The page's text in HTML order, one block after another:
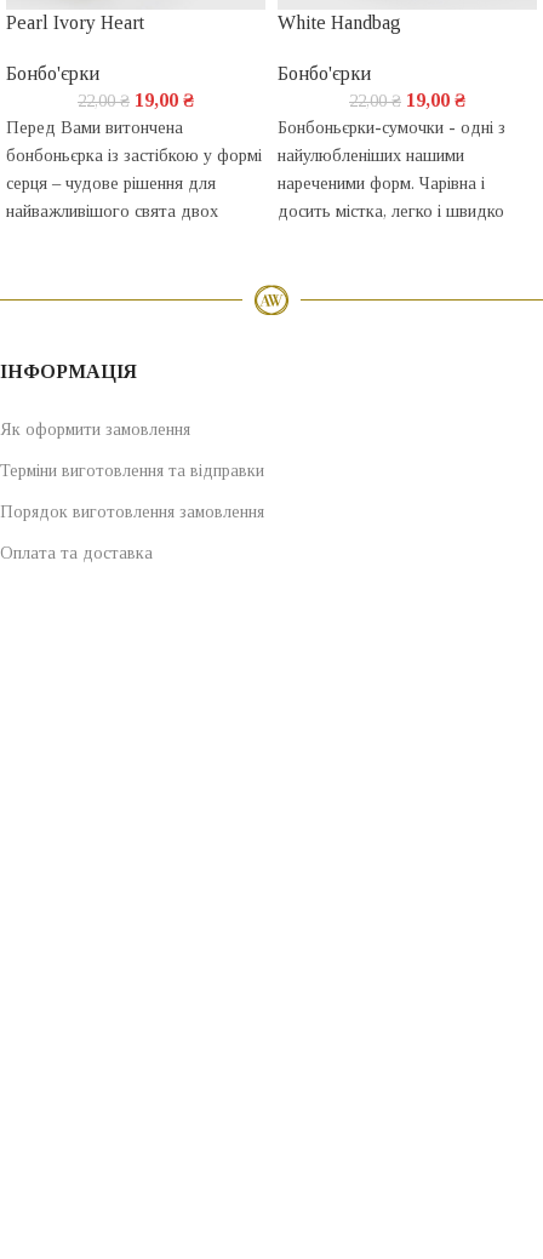
Pearl Ivory Heart
Бонбо'єрки
22,00₴ 19,00 ₴
Перед Вами витончена
бонбоньєрка із застібкою у формі
серця – чудове рішення для
найважливішого свята двох
White Handbag
Бонбо'єрки
22,00₴ 19,00 ₴
Бонбоньєрки-сумочки - одні з
найулюбленіших нашими
нареченими форм. Чарівна і
досить містка, легко і швидко
Бонбоньєрка виконана з
ІНФОРМАЦІЯ
Як оформити замовлення
Терміни виготовлення та відправки
Порядок виготовлення замовлення
Оплата та доставка